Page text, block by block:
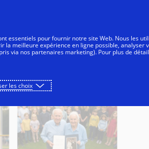
Entreprises Innovateurs
essentiels pour fournir notre site Web. Nous les
la meilleure expérience en ligne possible, analyser
via nos partenaires marketing). Pour plus de
les choix